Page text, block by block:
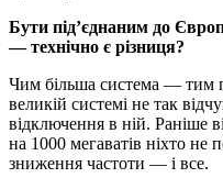
Бути під’єднаним до
— технічно є різниця?
Чим більша система — тим
великій системі не так
відключення в ній. Раніше
на 1000 мегаватів ніхто не
зниження частоти — і все.